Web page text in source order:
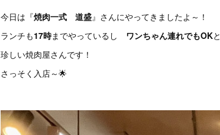
今日は『焼肉一式 道盛』さんにやってきましたよ～！
ランチも17時までやっているし ワンちゃん連れでもOK
珍しい焼肉屋さんです！
さっそく入店～🌟